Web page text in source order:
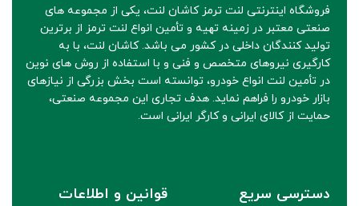
فروشگاه اینترنتی لنت ترمز کاشان لنت، یکی از مجموعه های
صنعتی معتبر در زمینه تهیه و تأمین انواع لنت ترمز از برترین
تولید کنندگان داخلی در کشور می باشد. کاشان لنت، با به
کارگیری نیروهای متخصص و فنی و با استفاده از روش های نوین
در تأمین لنت انواع خودرو، توانسته است بخش بزرگی از نیازهای
بازار خودرو را فراهم نماید. هدف تجاری این مجموعه صنعتی،
حمایت از کالای ایرانی و کارگر ایرانی است.
دسترسی سریع قوانین و اطلاعات